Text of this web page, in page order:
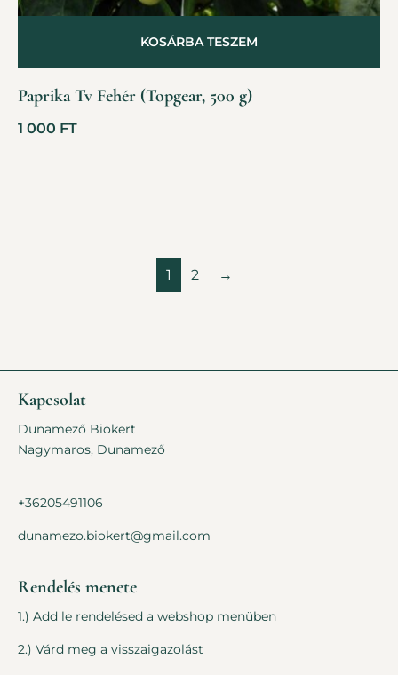
Paprika Tv Fehér (Topgear, 500 g)
1 000 FT
KOSÁRBA TESZEM
1 2 →
Kapcsolat
Dunamező Biokert
Nagymaros, Dunamező
+36205491106
dunamezo.biokert@gmail.com
Rendelés menete
1.) Add le rendelésed a webshop menüben
2.) Várd meg a visszaigazolást